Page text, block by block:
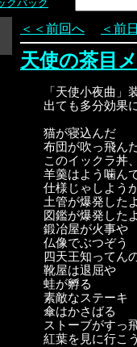
クバック
＜＜前回へ ＜前
天使の茶目
「天使小夜曲
出ても多分効果
猫が寝込んだ
布団が吹っ飛ん
このイックラ丼
羊羹はよう噛ん
仕様じゃしよう
土管が爆発した
図鑑が爆発した
鍛冶屋が火事や
仏像でぶつぞう
四天王知ってん
靴屋は退屈や
蛙が孵る
素敵なステーキ
傘はかさばる
ストーブがすっ
紅葉を見に行こ